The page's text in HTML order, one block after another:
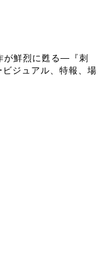
が鮮烈に甦る―『刺
ジュアル、特報、場